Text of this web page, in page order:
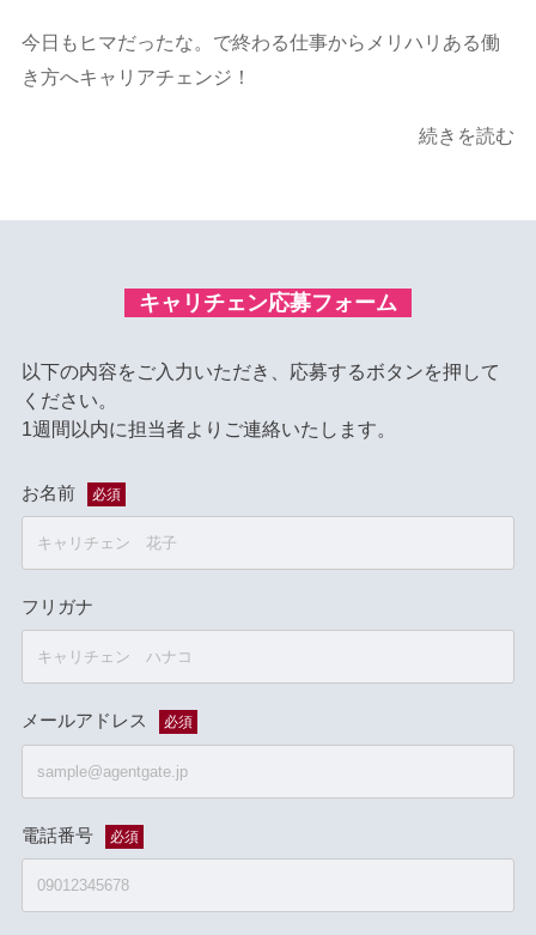
今日もヒマだったな。で終わる仕事からメリハリある働
き方へキャリアチェンジ！
続きを読む
キャリチェン応募フォーム
以下の内容をご入力いただき、応募するボタンを押して
ください。
1週間以内に担当者よりご連絡いたします。
お名前 必須
フリガナ
メールアドレス 必須
電話番号 必須